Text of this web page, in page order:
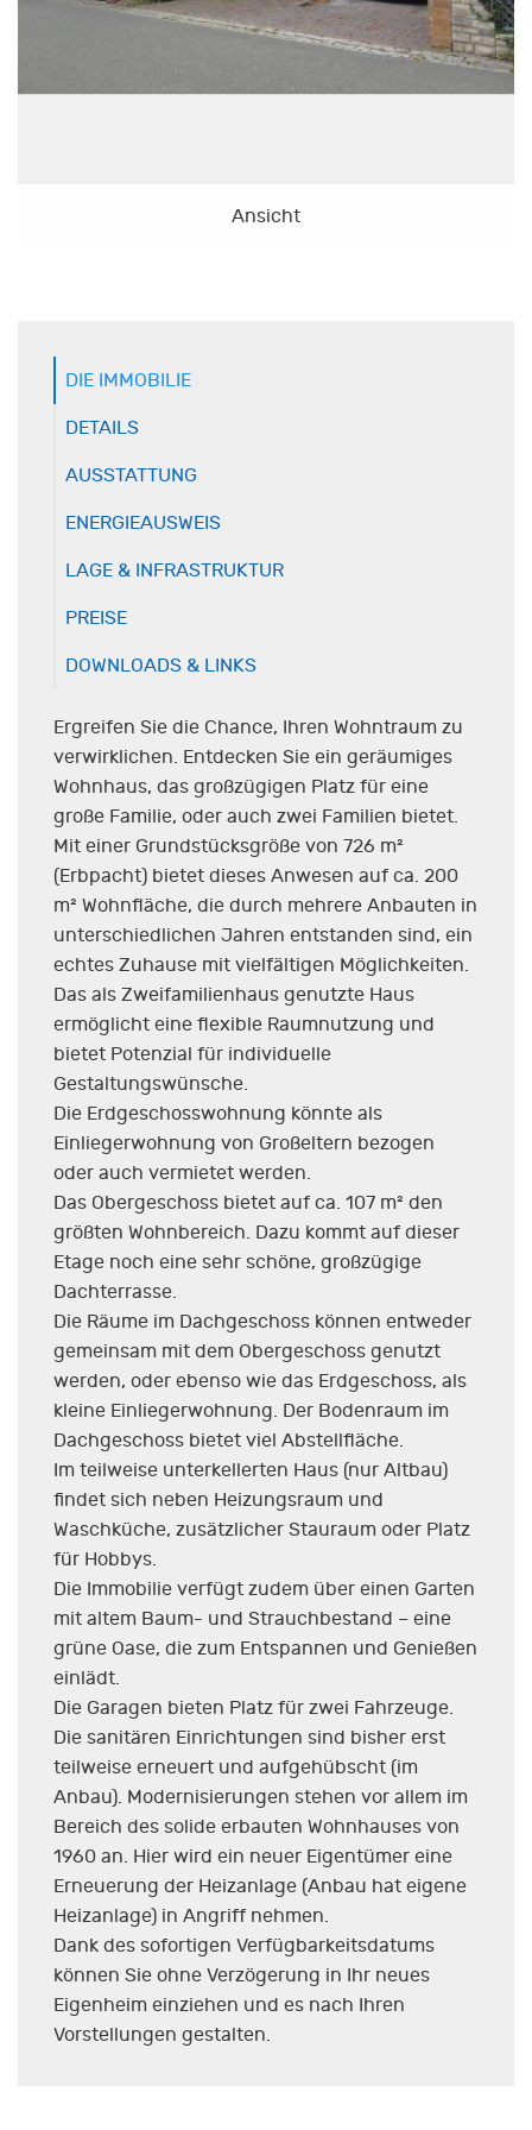
Ansicht
DIE IMMOBILIE
DETAILS
AUSSTATTUNG
ENERGIEAUSWEIS
LAGE & INFRASTRUKTUR
PREISE
DOWNLOADS & LINKS
Ergreifen Sie die Chance, Ihren Wohntraum zu
verwirklichen. Entdecken Sie ein geräumiges
Wohnhaus, das großzügigen Platz für eine
große Familie, oder auch zwei Familien bietet.
Mit einer Grundstücksgröße von 726 m²
(Erbpacht) bietet dieses Anwesen auf ca. 200
m² Wohnfläche, die durch mehrere Anbauten in
unterschiedlichen Jahren entstanden sind, ein
echtes Zuhause mit vielfältigen Möglichkeiten.
Das als Zweifamilienhaus genutzte Haus
ermöglicht eine flexible Raumnutzung und
bietet Potenzial für individuelle
Gestaltungswünsche.
Die Erdgeschosswohnung könnte als
Einliegerwohnung von Großeltern bezogen
oder auch vermietet werden.
Das Obergeschoss bietet auf ca. 107 m² den
größten Wohnbereich. Dazu kommt auf dieser
Etage noch eine sehr schöne, großzügige
Dachterrasse.
Die Räume im Dachgeschoss können entweder
gemeinsam mit dem Obergeschoss genutzt
werden, oder ebenso wie das Erdgeschoss, als
kleine Einliegerwohnung. Der Bodenraum im
Dachgeschoss bietet viel Abstellfläche.
Im teilweise unterkellerten Haus (nur Altbau)
findet sich neben Heizungsraum und
Waschküche, zusätzlicher Stauraum oder Platz
für Hobbys.
Die Immobilie verfügt zudem über einen Garten
mit altem Baum- und Strauchbestand – eine
grüne Oase, die zum Entspannen und Genießen
einlädt.
Die Garagen bieten Platz für zwei Fahrzeuge.
Die sanitären Einrichtungen sind bisher erst
teilweise erneuert und aufgehübscht (im
Anbau). Modernisierungen stehen vor allem im
Bereich des solide erbauten Wohnhauses von
1960 an. Hier wird ein neuer Eigentümer eine
Erneuerung der Heizanlage (Anbau hat eigene
Heizanlage) in Angriff nehmen.
Dank des sofortigen Verfügbarkeitsdatums
können Sie ohne Verzögerung in Ihr neues
Eigenheim einziehen und es nach Ihren
Vorstellungen gestalten.